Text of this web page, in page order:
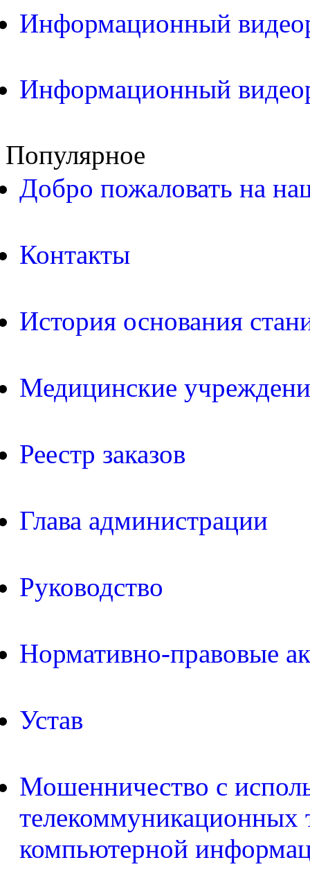
Информационный
Информационный
Популярное
Добро пожаловать на
Контакты
История основания
Медицинские
Реестр заказов
Глава администрации
Руководство
Нормативно-правовые
Устав
Мошенничество с
телекоммуникационных
компьютерной